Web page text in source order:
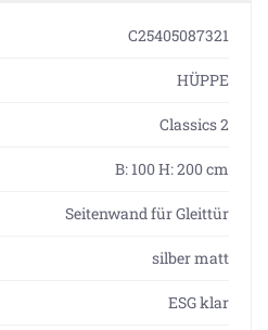
C25405087321
HÜPPE
Classics 2
B: 100 H: 200 cm
Seitenwand für Gleittür
silber matt
ESG klar